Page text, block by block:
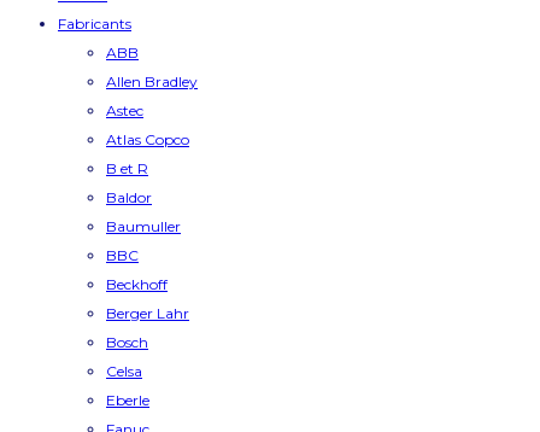
Fabricants
ABB
Allen Bradley
Astec
Atlas Copco
B et R
Baldor
Baumuller
BBC
Beckhoff
Berger Lahr
Bosch
Celsa
Eberle